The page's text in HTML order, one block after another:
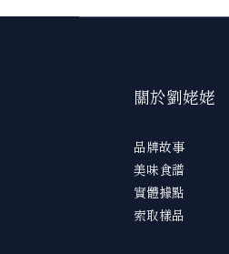
關於劉姥姥
品牌故事
美味食譜
實體據點
索取樣品